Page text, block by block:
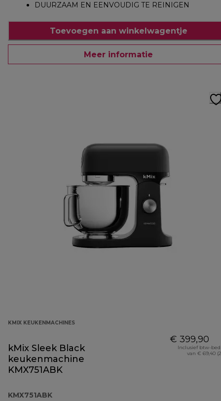
DUURZAAM EN EENVOUDIG TE REINIGEN
Toevoegen aan winkelwagentje
Meer informatie
KMIX KEUKENMACHINES
kMix Sleek Black
keukenmachine
KMX751ABK
KMX751ABK
€ 399,90
Inclusief btw-
van € 69,40